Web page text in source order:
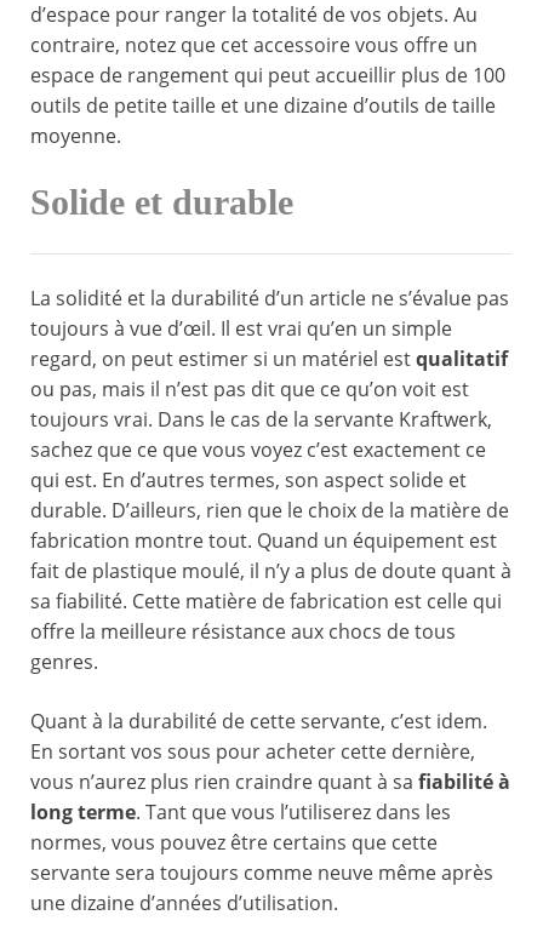
d’espace pour ranger la totalité de vos objets. Au
contraire, notez que cet accessoire vous offre un
espace de rangement qui peut accueillir plus de 100
outils de petite taille et une dizaine d’outils de taille
moyenne.
Solide et durable
La solidité et la durabilité d’un article ne s’évalue pas
toujours à vue d’œil. Il est vrai qu’en un simple
regard, on peut estimer si un matériel estqualitatif
ou pas, mais il n’est pas dit que ce qu’on voit est
toujours vrai. Dans le cas de la servante Kraftwerk,
sachez que ce que vous voyez c’est exactement ce
qui est. En d’autres termes, son aspect solide et
durable. D’ailleurs, rien que le choix de la matière de
fabrication montre tout. Quand un équipement est
fait de plastique moulé, il n’y a plus de doute quant à
sa fiabilité. Cette matière de fabrication est celle qui
offre la meilleure résistance aux chocs de tous
genres.
Quant à la durabilité de cette servante, c’est idem.
En sortant vos sous pour acheter cette dernière,
vous n’aurez plus rien craindre quant à sa fiabilité à
long terme. Tant que vous l’utiliserez dans les
normes, vous pouvez être certains que cette
servante sera toujours comme neuve même après
une dizaine d’années d’utilisation.